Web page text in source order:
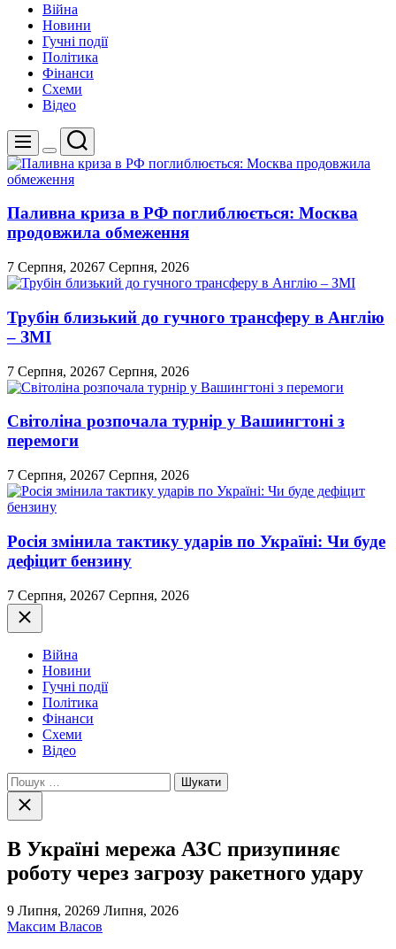
Війна
Новини
Гучні події
Політика
Фінанси
Схеми
Відео
Меню
Перемикач
кольорового
режиму
Пошук
Паливна криза в РФ поглиблюється: Москва
продовжила обмеження
7 Серпня, 20267 Серпня, 2026
Трубін близький до гучного трансферу в Англію
– ЗМІ
7 Серпня, 20267 Серпня, 2026
Світоліна розпочала турнір у Вашингтоні з
перемоги
7 Серпня, 20267 Серпня, 2026
Росія змінила тактику ударів по Україні: Чи буде
дефіцит бензину
7 Серпня, 20267 Серпня, 2026
Закрити
Війна
Новини
Гучні події
Політика
Фінанси
Схеми
Відео
Пошук:
Закрити
пошук
В Україні мережа АЗС призупиняє
роботу через загрозу ракетного удару
9 Липня, 20269 Липня, 2026
Максим Власов